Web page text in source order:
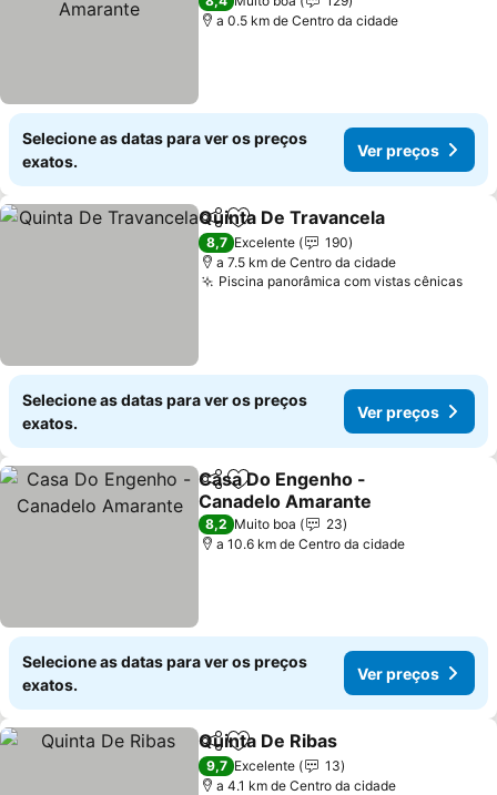
a 0.5 km de Centro da cidade
Selecione as datas para ver os preços
exatos.
Ver preços
PartilharAdicionar aos favoritos
Quinta De Travancela
8,7 Excelente
190
a 7.5 km de Centro da cidade
Piscina panorâmica com vistas cênicas
Selecione as datas para ver os preços
exatos.
Ver preços
PartilharAdicionar aos favoritos
Casa Do Engenho -
Canadelo Amarante
8,2 Muito boa
23
a 10.6 km de Centro da cidade
Selecione as datas para ver os preços
exatos.
Ver preços
PartilharAdicionar aos favoritos
Quinta De Ribas
9,7 Excelente
13
a 4.1 km de Centro da cidade